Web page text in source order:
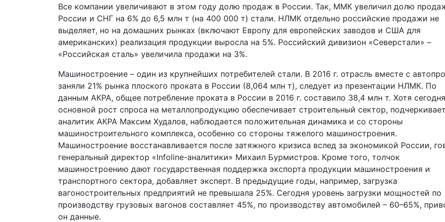
Все компании увеличивают в этом году долю продаж в России. Так, ММК увеличил долю
России и СНГ на 6% до 6,5 млн т (на 400 000 т) стали. НЛМК отдельно российские продажи не
выделяет, но на домашних рынках (включают Европу для европейских заводов и США для
американских) реализация продукции выросла на 5%. Российский дивизион «Северстали» –
«Российская сталь» увеличила продажи на 3%.
Машиностроение – один из крупнейших потребителей стали. В 2016 г. отрасль вместе с
заняли 21% рынка плоского проката в России (8,064 млн т), следует из презентации НЛМК. По
данным АКРА, общее потребление проката в России в 2016 г. составило 38,4 млн т. Хотя сегодня
основной рост спроса на металлопродукцию обеспечивает строительный сектор,
аналитик АКРА Максим Худалов, наблюдается положительная динамика и со стороны
машиностроительного комплекса, особенно со стороны тяжелого машиностроения.
Машиностроение восстанавливается после затяжного кризиса вслед за экономикой России,
генеральный директор «Infoline-аналитики» Михаил Бурмистров. Кроме того, толчок
машиностроению дают государственная поддержка экспорта продукции машиностроения и
транспортного сектора, добавляет эксперт. В предыдущие годы, например, загрузка
вагоностроительных предприятий не превышала 25%. Сегодня уровень загрузки мощностей по
производству грузовых вагонов составляет 45%, по производству автомобилей – 60–65%,
он данные.